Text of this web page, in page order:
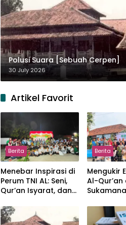
Polusi Suara [Sebuah Cerpen]
30 July 2026
Artikel Favorit
Berita
Menebar Inspirasi di
Perum TNI AL: Seni,
Qur’an Isyarat, dan
Hangat
Berita
Mengukir
Al-Qur’an
Jakarta
Bumi